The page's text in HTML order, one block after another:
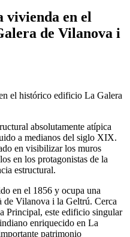
vivienda en el
de Vilanova i
absolutamente atípica
a medianos del siglo XIX.
en visibilizar los muros
en los protagonistas de la
estructural.
en el 1856 y ocupa una
de Vilanova i la Geltrú. Cerca
Principal, este edificio singular
enriquecido en La
patrimonio